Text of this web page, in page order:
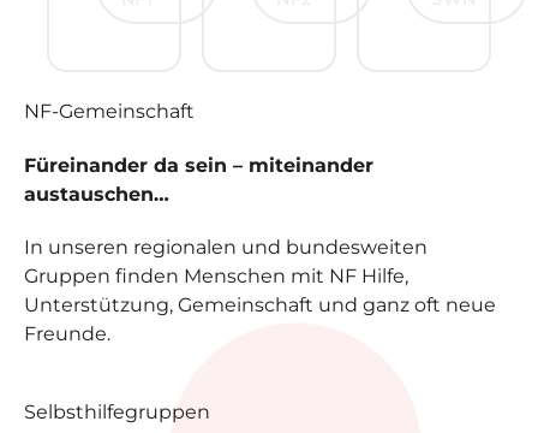
NF-Gemeinschaft
Füreinander da sein – miteinander
austauschen…
In unseren regionalen und bundesweiten
Gruppen finden Menschen mit NF Hilfe,
Unterstützung, Gemeinschaft und ganz oft neue
Freunde.
Selbsthilfegruppen